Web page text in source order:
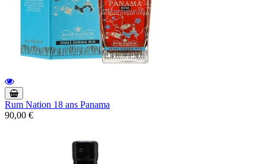
Rum Nation 18 ans Panama
90,00 €